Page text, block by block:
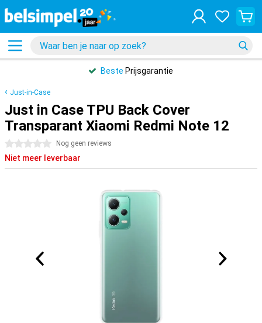
Beste Prijsgarantie
Just-in-Case
Just in Case TPU Back Cover
Transparant Xiaomi Redmi Note 12
0 sterren Nog geen reviews
Niet meer leverbaar